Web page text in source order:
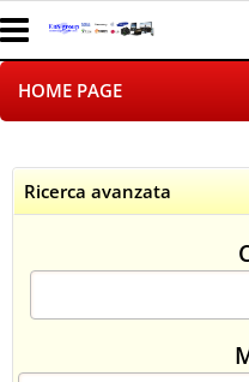
HOME PAGE
LOGISTICA
NEGOZI ON LINE
Ricerca avanzata